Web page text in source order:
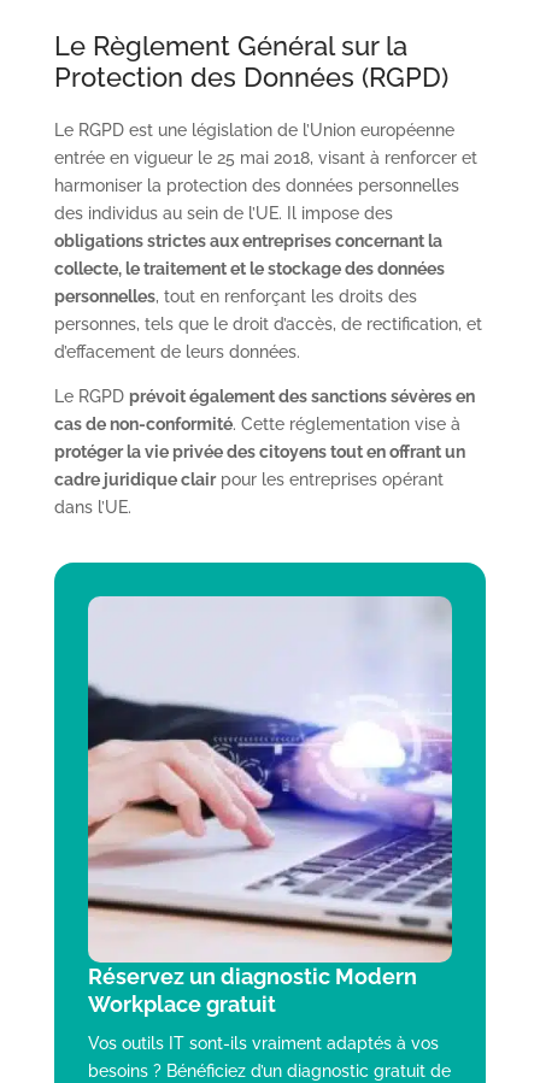
Le Règlement Général sur la
Protection des Données (RGPD)
Le RGPD est une législation de l’Union européenne
entrée en vigueur le 25 mai 2018, visant à renforcer et
harmoniser la protection des données personnelles
des individus au sein de l’UE. Il impose des
obligations strictes aux entreprises concernant la
collecte, le traitement et le stockage des données
personnelles, tout en renforçant les droits des
personnes, tels que le droit d’accès, de rectification, et
d’effacement de leurs données.
Le RGPD prévoit également des sanctions sévères en
cas de non-conformité. Cette réglementation vise à
protéger la vie privée des citoyens tout en offrant un
cadre juridique clairpour les entreprises opérant
dans l’UE.
Réservez un diagnostic Modern
Workplace gratuit
Vos outils IT sont-ils vraiment adaptés à vos
besoins ? Bénéficiez d’un diagnostic gratuit de